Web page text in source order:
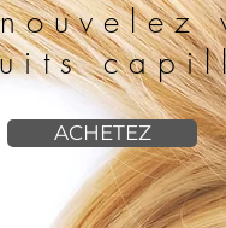
ACHETEZ